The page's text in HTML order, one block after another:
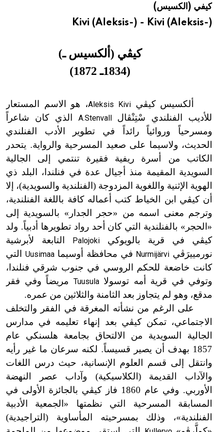
هيئة الموسوعة العربية تطلق موسوعات جديدة في عام 2026كيفي (الكسيس)
Kivi (Aleksis-) - Kivi (Aleksis-)
كيڤي (ألكسيس ـ)
(1834ـ 1872)
ألكسيس كيڤيAleksis Kivi، هو الاسم المستعار
للأديب الفنلندي سْتِنْڤال A.Stenvall الذي كان شاعراً
ومسرحياً وروائياً رائداً في تطوير الأدب الفنلندي
الحديث، ولاسيما على صعيد المسرحية والرواية. يتحدر
الكاتب من أسرة ريفية فقيرة تنتمي إلى الجالية
السويدية المقيمة منذ أجيال عدة في فنلندا، البلد ذي
الهوية الإثنية واللغوية المزدوجة (الفنلندية والسويدية)، إلا
أن كيڤي ابن الخياط كتب أعماله كافة باللغة الفنلندية،
وترجم معنى اسمه من «حجر الجدار» بالسويدية إلى
«الحجر» بالفنلندية التي كان أحد رواد تطويرها أدبياً. ولد
كيڤي في قرية بالويوكي Palojoki
التابعة لأبرشية
نورمييرَڤي Nurmijärvi في محافظة أوسيماUusimaa التي
كانت خاضعة للحكم الروسي في جنوب شرقي فنلندا،
وتوفي في قرية أمه توسولاTuusula مريضاً وفي فقر
مدقع، وهو لم يتجاوز بعد الثامنة والثلاثين من عمره.
على الرغم من نشأته المغرقة في الفقر والتخلف
الاجتماعي، تمكن كيڤي بعد إنهاء تعليمه في مدارس
الجالية السويدية من الالتحاق بجامعة هلسنكي عام
1857 بهدف أن يصير قسيساً. لكنه سرعان ما غير رأيه
وانتقل إلى قسم العلوم الإنسانية، حيث درس اللغات
والآداب القديمة (الكلاسيكية) وآداب عصر النهضة
الأوربي. وفي عام 1860 فاز كيڤي بالجائزة الأولى في
المسابقة المسرحية التي نظمتها «الجمعية الأدبية
الفنلندية»، وذلك بمسرحيته المأساوية (التراجيدية)